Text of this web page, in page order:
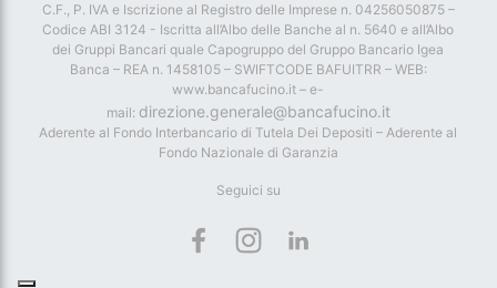
C.F., P. IVA e Iscrizione al Registro delle Imprese n. 04256050875 –
Codice ABI 3124 - Iscritta all’Albo delle Banche al n. 5640 e all’Albo
dei Gruppi Bancari quale Capogruppo del Gruppo Bancario Igea
Banca – REA n. 1458105 – SWIFTCODE BAFUITRR – WEB:
www.bancafucino.it – e-
mail: direzione.generale@bancafucino.it
Aderente al Fondo Interbancario di Tutela Dei Depositi – Aderente al
Fondo Nazionale di Garanzia
Seguici su